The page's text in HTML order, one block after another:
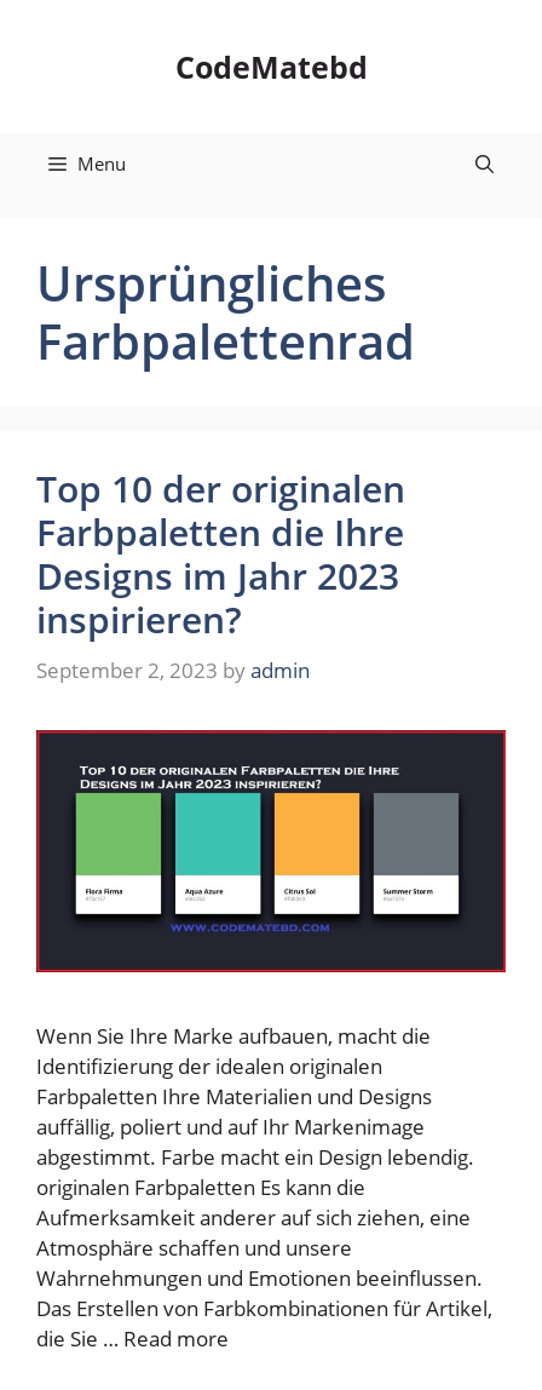
CodeMatebd
Menu
Ursprüngliches
Farbpalettenrad
Top 10 der originalen
Farbpaletten die Ihre
Designs im Jahr 2023
inspirieren?
September 2, 2023 byadmin
Wenn Sie Ihre Marke aufbauen, macht die
Identifizierung der idealen originalen
Farbpaletten Ihre Materialien und Designs
auffällig, poliert und auf Ihr Markenimage
abgestimmt. Farbe macht ein Design lebendig.
originalen Farbpaletten Es kann die
Aufmerksamkeit anderer auf sich ziehen, eine
Atmosphäre schaffen und unsere
Wahrnehmungen und Emotionen beeinflussen.
Das Erstellen von Farbkombinationen für Artikel,
die Sie … Read more